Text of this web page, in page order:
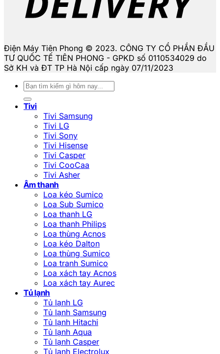
Điện Máy Tiên Phong © 2023. CÔNG TY CỔ PHẦN ĐẦU
TƯ QUỐC TẾ TIÊN PHONG - GPKD số 0110534029 do
Sở KH và ĐT TP Hà Nội cấp ngày 07/11/2023
Tìm
kiếm:
Tivi
Tivi Samsung
Tivi LG
Tivi Sony
Tivi Hisense
Tivi Casper
Tivi CooCaa
Tivi Asher
Âm thanh
Loa kéo Sumico
Loa Sub Sumico
Loa thanh LG
Loa thanh Philips
Loa thùng Acnos
Loa kéo Dalton
Loa thùng Sumico
Loa tranh Sumico
Loa xách tay Acnos
Loa xách tay Aurec
Tủ lạnh
Tủ lạnh LG
Tủ lạnh Samsung
Tủ lạnh Hitachi
Tủ lạnh Aqua
Tủ lạnh Casper
Tủ lạnh Electrolux